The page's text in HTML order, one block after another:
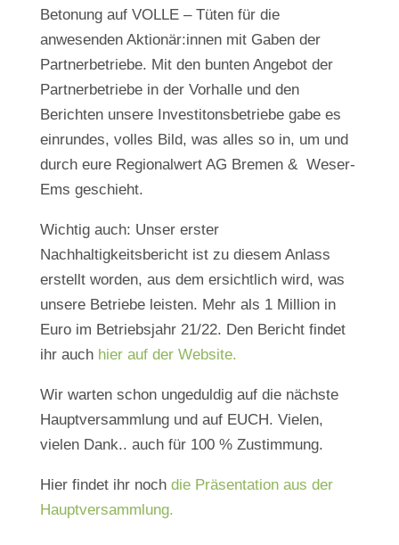
Betonung auf VOLLE – Tüten für die
anwesenden Aktionär:innen mit Gaben der
Partnerbetriebe. Mit den bunten Angebot der
Partnerbetriebe in der Vorhalle und den
Berichten unsere Investitonsbetriebe gabe es
einrundes, volles Bild, was alles so in, um und
durch eure Regionalwert AG Bremen & Weser-
Ems geschieht.
Wichtig auch: Unser erster
Nachhaltigkeitsbericht ist zu diesem Anlass
erstellt worden, aus dem ersichtlich wird, was
unsere Betriebe leisten. Mehr als 1 Million in
Euro im Betriebsjahr 21/22. Den Bericht findet
ihr auchhier auf der Website.
Wir warten schon ungeduldig auf die nächste
Hauptversammlung und auf EUCH. Vielen,
vielen Dank.. auch für 100 % Zustimmung.
Hier findet ihr noch die Präsentation aus der
Hauptversammlung.